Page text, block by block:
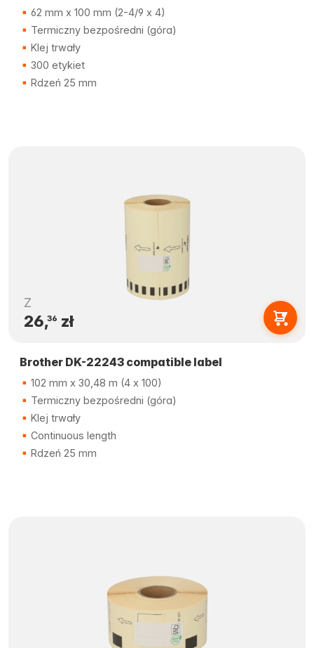
62 mm x 100 mm (2-4/9 x 4)
Termiczny bezpośredni (góra)
Klej trwały
300 etykiet
Rdzeń 25 mm
Z
26,36 zł
Brother DK-22243 compatible label
102 mm x 30,48 m (4 x 100)
Termiczny bezpośredni (góra)
Klej trwały
Continuous length
Rdzeń 25 mm